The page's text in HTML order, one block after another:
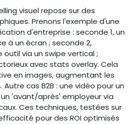
visuel repose sur des
Prenons l'exemple d'une
d'entreprise : seconde 1, un
à un écran ; seconde 2,
via un swipe vertical ;
avec stats overlay. Cela
en images, augmentant les
Autre cas B2B : une vidéo pour un
'avant/après' employeur via
Ces techniques, testées sur
pour des ROI optimisés